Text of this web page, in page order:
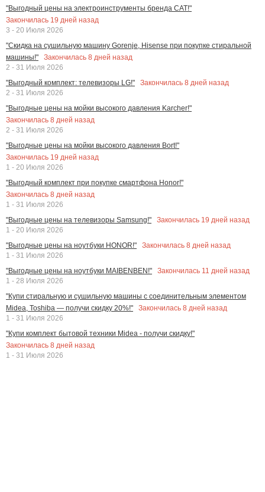
"Выгодный цены на электроинструменты бренда CAT!"
Закончилась 19 дней назад
3 - 20 Июля 2026
"Скидка на сушильную машину Gorenje, Hisense при покупке стиральной
машины!"
Закончилась 8 дней назад
2 - 31 Июля 2026
"Выгодный комплект: телевизоры LG!"
Закончилась 8 дней назад
2 - 31 Июля 2026
"Выгодные цены на мойки высокого давления Karcher!"
Закончилась 8 дней назад
2 - 31 Июля 2026
"Выгодные цены на мойки высокого давления Bort!"
Закончилась 19 дней назад
1 - 20 Июля 2026
"Выгодный комплект при покупке смартфона Honor!"
Закончилась 8 дней назад
1 - 31 Июля 2026
"Выгодные цены на телевизоры Samsung!"
Закончилась 19 дней назад
1 - 20 Июля 2026
"Выгодные цены на ноутбуки HONOR!"
Закончилась 8 дней назад
1 - 31 Июля 2026
"Выгодные цены на ноутбуки MAIBENBEN!"
Закончилась 11 дней назад
1 - 28 Июля 2026
"Купи стиральную и сушильную машины с соединительным элементом
Midea, Toshiba — получи скидку 20%!"
Закончилась 8 дней назад
1 - 31 Июля 2026
"Купи комплект бытовой техники Midea - получи скидку!"
Закончилась 8 дней назад
1 - 31 Июля 2026